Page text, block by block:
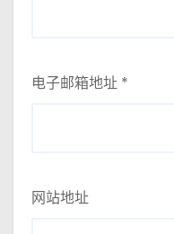
电子邮箱地址 *
网站地址